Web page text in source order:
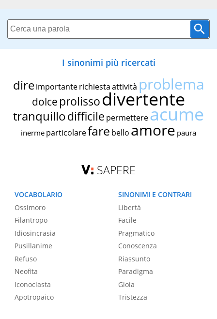
I sinonimi più ricercati
dire importante richiestaattività problema
dolce prolissodivertente
tranquillodifficile permettereacume
inerme particolarefare bello amore paura
SAPERE
VOCABOLARIO
Ossimoro
Filantropo
Idiosincrasia
Pusillanime
Refuso
Neofita
Iconoclasta
Apotropaico
SINONIMI E CONTRARI
Libertà
Facile
Pragmatico
Conoscenza
Riassunto
Paradigma
Gioia
Tristezza